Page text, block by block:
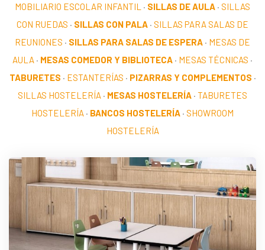
MOBILIARIO ESCOLAR INFANTIL · SILLAS DE AULA · SILLAS
CON RUEDAS · SILLAS CON PALA · SILLAS PARA SALAS DE
REUNIONES · SILLAS PARA SALAS DE ESPERA · MESAS DE
AULA · MESAS COMEDOR Y BIBLIOTECA · MESAS TÉCNICAS ·
TABURETES · ESTANTERÍAS · PIZARRAS Y COMPLEMENTOS ·
SILLAS HOSTELERÍA · MESAS HOSTELERÍA · TABURETES
HOSTELERÍA · BANCOS HOSTELERÍA · SHOWROOM
HOSTELERÍA